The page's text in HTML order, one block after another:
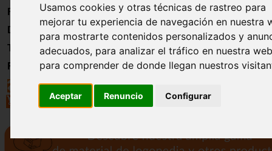
Usamos cookies y otras técnicas de rastreo para
mejorar tu experiencia de navegación en nuestra
para mostrarte contenidos personalizados y
adecuados, para analizar el tráfico en nuestra
para comprender de donde llegan nuestros
Aceptar Renuncio Configurar
Formación
Directorio
Trabajo
Registro